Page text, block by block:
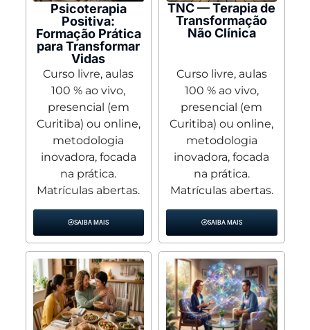
Psicoterapia
Positiva:
Formação Prática
para Transformar
Vidas
Curso livre, aulas
100 % ao vivo,
presencial (em
Curitiba) ou online,
metodologia
inovadora, focada
na prática.
Matrículas abertas.
SAIBA MAIS
TNC — Terapia de
Transformação
Não Clínica
Curso livre, aulas
100 % ao vivo,
presencial (em
Curitiba) ou online,
metodologia
inovadora, focada
na prática.
Matrículas abertas.
SAIBA MAIS